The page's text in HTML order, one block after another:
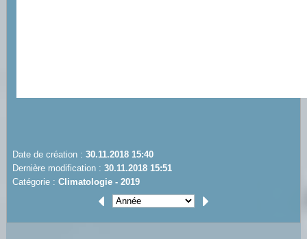
Date de création : 30.11.2018 15:40
Dernière modification : 30.11.2018 15:51
Catégorie : Climatologie - 2019